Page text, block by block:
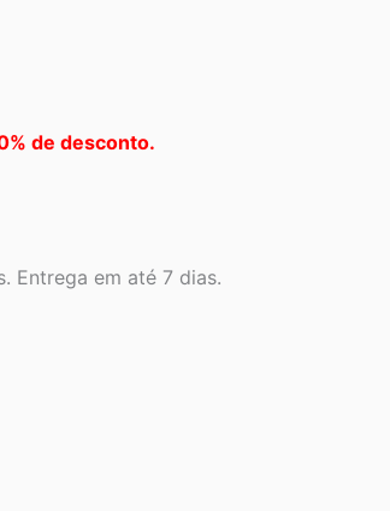
de desconto.
Entrega em até 7 dias.